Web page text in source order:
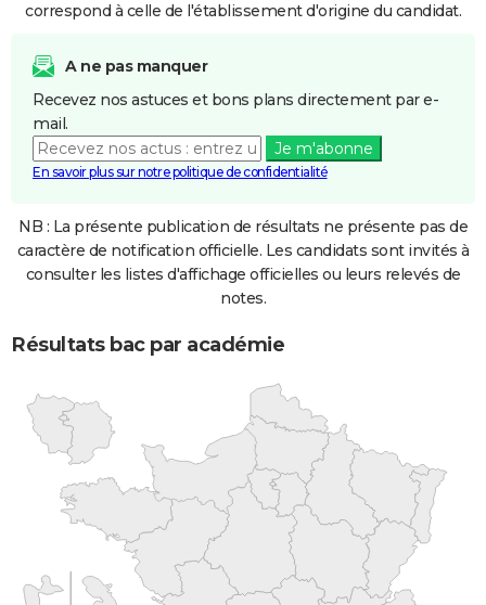
correspond à celle de l'établissement d'origine du candidat.
A ne pas manquer
Recevez nos astuces et bons plans directement par e-
mail.
Je m'abonne
En savoir plus sur notre politique de confidentialité
NB : La présente publication de résultats ne présente pas de
caractère de notification officielle. Les candidats sont invités à
consulter les listes d'affichage officielles ou leurs relevés de
notes.
Résultats bac par académie